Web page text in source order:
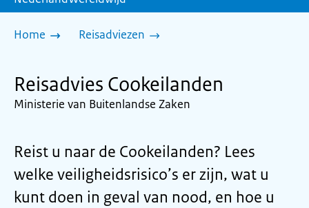
Home Reisadviezen
Reisadvies Cookeilanden
Ministerie van Buitenlandse Zaken
Reist u naar de Cookeilanden? Lees
welke veiligheidsrisico’s er zijn, wat u
kunt doen in geval van nood, en hoe u